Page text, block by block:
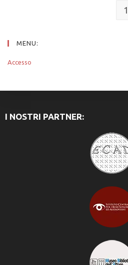
1
MENU:
Accesso
I NOSTRI PARTNER: